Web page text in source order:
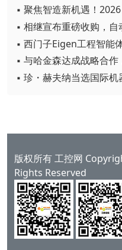
▪ 珍・赫夫纳当选国际
版权所有 工控网
Rights Reserved